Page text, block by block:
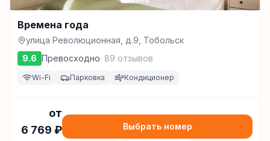
Времена года
улица Революционная, д.9, Тобольск
9.6 Превосходно· 89 отзывов
Wi-Fi Парковка Кондиционер
от
6 769 ₽ Выбрать номер